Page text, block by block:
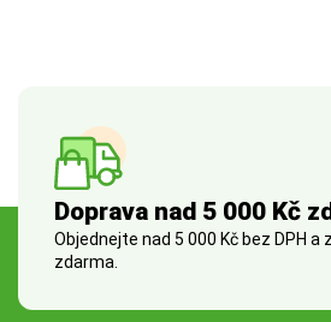
Doprava nad 5 000 Kč
Objednejte nad 5 000 Kč bez DPH a
zdarma.